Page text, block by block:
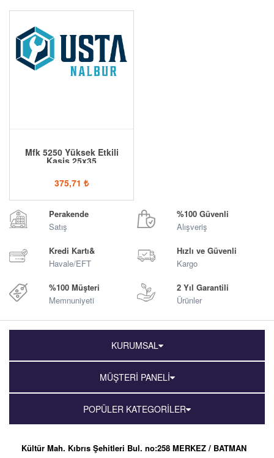
Mfk 5250 Yüksek Etkili
Kasis 25x35
375,71 ₺
Perakende
Satış
%100 Güvenli
Alışveriş
Kredi Kartı&
Havale/EFT
Hızlı ve Güvenli
Kargo
%100 Müşteri
Memnuniyeti
2 Yıl Garantili
Ürünler
KURUMSAL
MÜŞTERİ PANELİ
POPÜLER KATEGORİLER
Kültür Mah. Kıbrıs Şehitleri Bul. no:258 MERKEZ / BATMAN